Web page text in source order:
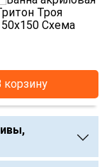
корзину